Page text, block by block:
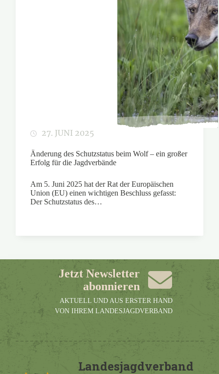
27. JUNI 2025
Änderung des Schutzstatus beim Wolf – ein großer
Erfolg für die Jagdverbände
Am 5. Juni 2025 hat der Rat der Europäischen
Union (EU) einen wichtigen Beschluss gefasst:
Der Schutzstatus des…
Jetzt Newsletter
abonnieren
AKTUELL UND AUS ERSTER HAND
VON IHREM LANDESJAGDVERBAND
Landesjagdverband